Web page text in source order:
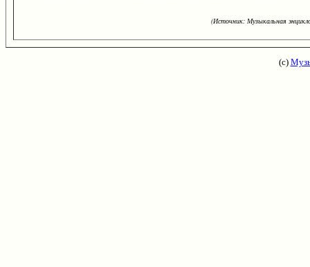
(Источник: Музыкальная
(с)